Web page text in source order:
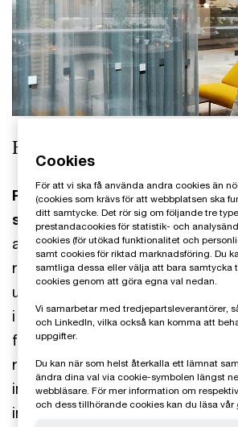
Hör av dig till oss i
På PwC i Stockholm får du
samt skatte- och
annat tillgång till ett digitaliserat
revision, strategisk rådgivning
utmaningar och
i samband med förvärv och andra
företagstransaktioner,
riskhantering, regelefterlevnad,
internationell
internprissättning, beskattning av
Cookies
För att vi ska få använda andra cookies än
(cookies som krävs för att webbplatsen ska
ditt samtycke. Det rör sig om följande tre
prestandacookies för statistik- och
cookies (för utökad funktionalitet och
samt cookies för riktad marknadsföring. Du
samtliga dessa eller välja att bara samtycka
cookies genom att göra egna val nedan.
Vi samarbetar med tredjepartsleverantörer,
och LinkedIn, vilka också kan komma att
uppgifter.
Du kan när som helst återkalla ett lämnat
ändra dina val via cookie-symbolen längst
webbläsare. För mer information om
och dess tillhörande cookies kan du läsa vår